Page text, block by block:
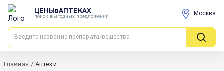
ЦЕНЫвАПТЕКАХ
поиск выгодных предложений Москва
Главная / Аптеки